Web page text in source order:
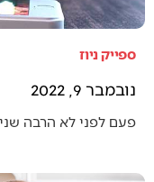
ספייק ניוז
נובמבר 9, 2022
פעם לפני לא הרבה